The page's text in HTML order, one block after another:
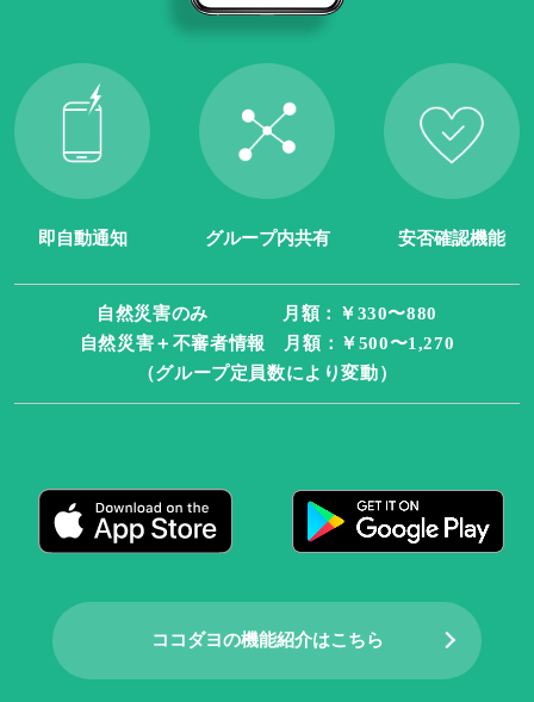
即自動通知 グループ内共有 安否確認機能
自然災害のみ 月額：￥330〜880
自然災害＋不審者情報 月額：￥500〜1,270
（グループ定員数により変動）
ココダヨの機能紹介はこちら